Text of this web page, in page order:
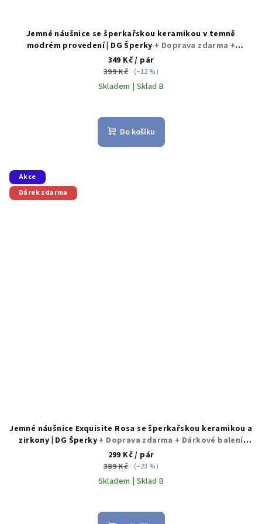
Jemné náušnice se šperkařskou keramikou v temně
modrém provedení | DG Šperky + Doprava zdarma +
Dárkové balení zdarma
349 Kč/ pár
399 Kč (–12 %)
Skladem | Sklad B
hodnocení
produktu
Do košíku
Akce
Dárek zdarma
Jemné náušnice Exquisite Rosa se šperkařskou keramikou a
zirkony | DG Šperky + Doprava zdarma + Dárkové balení
zdarma
299 Kč/ pár
389 Kč (–23 %)
Skladem | Sklad B
hodnocení